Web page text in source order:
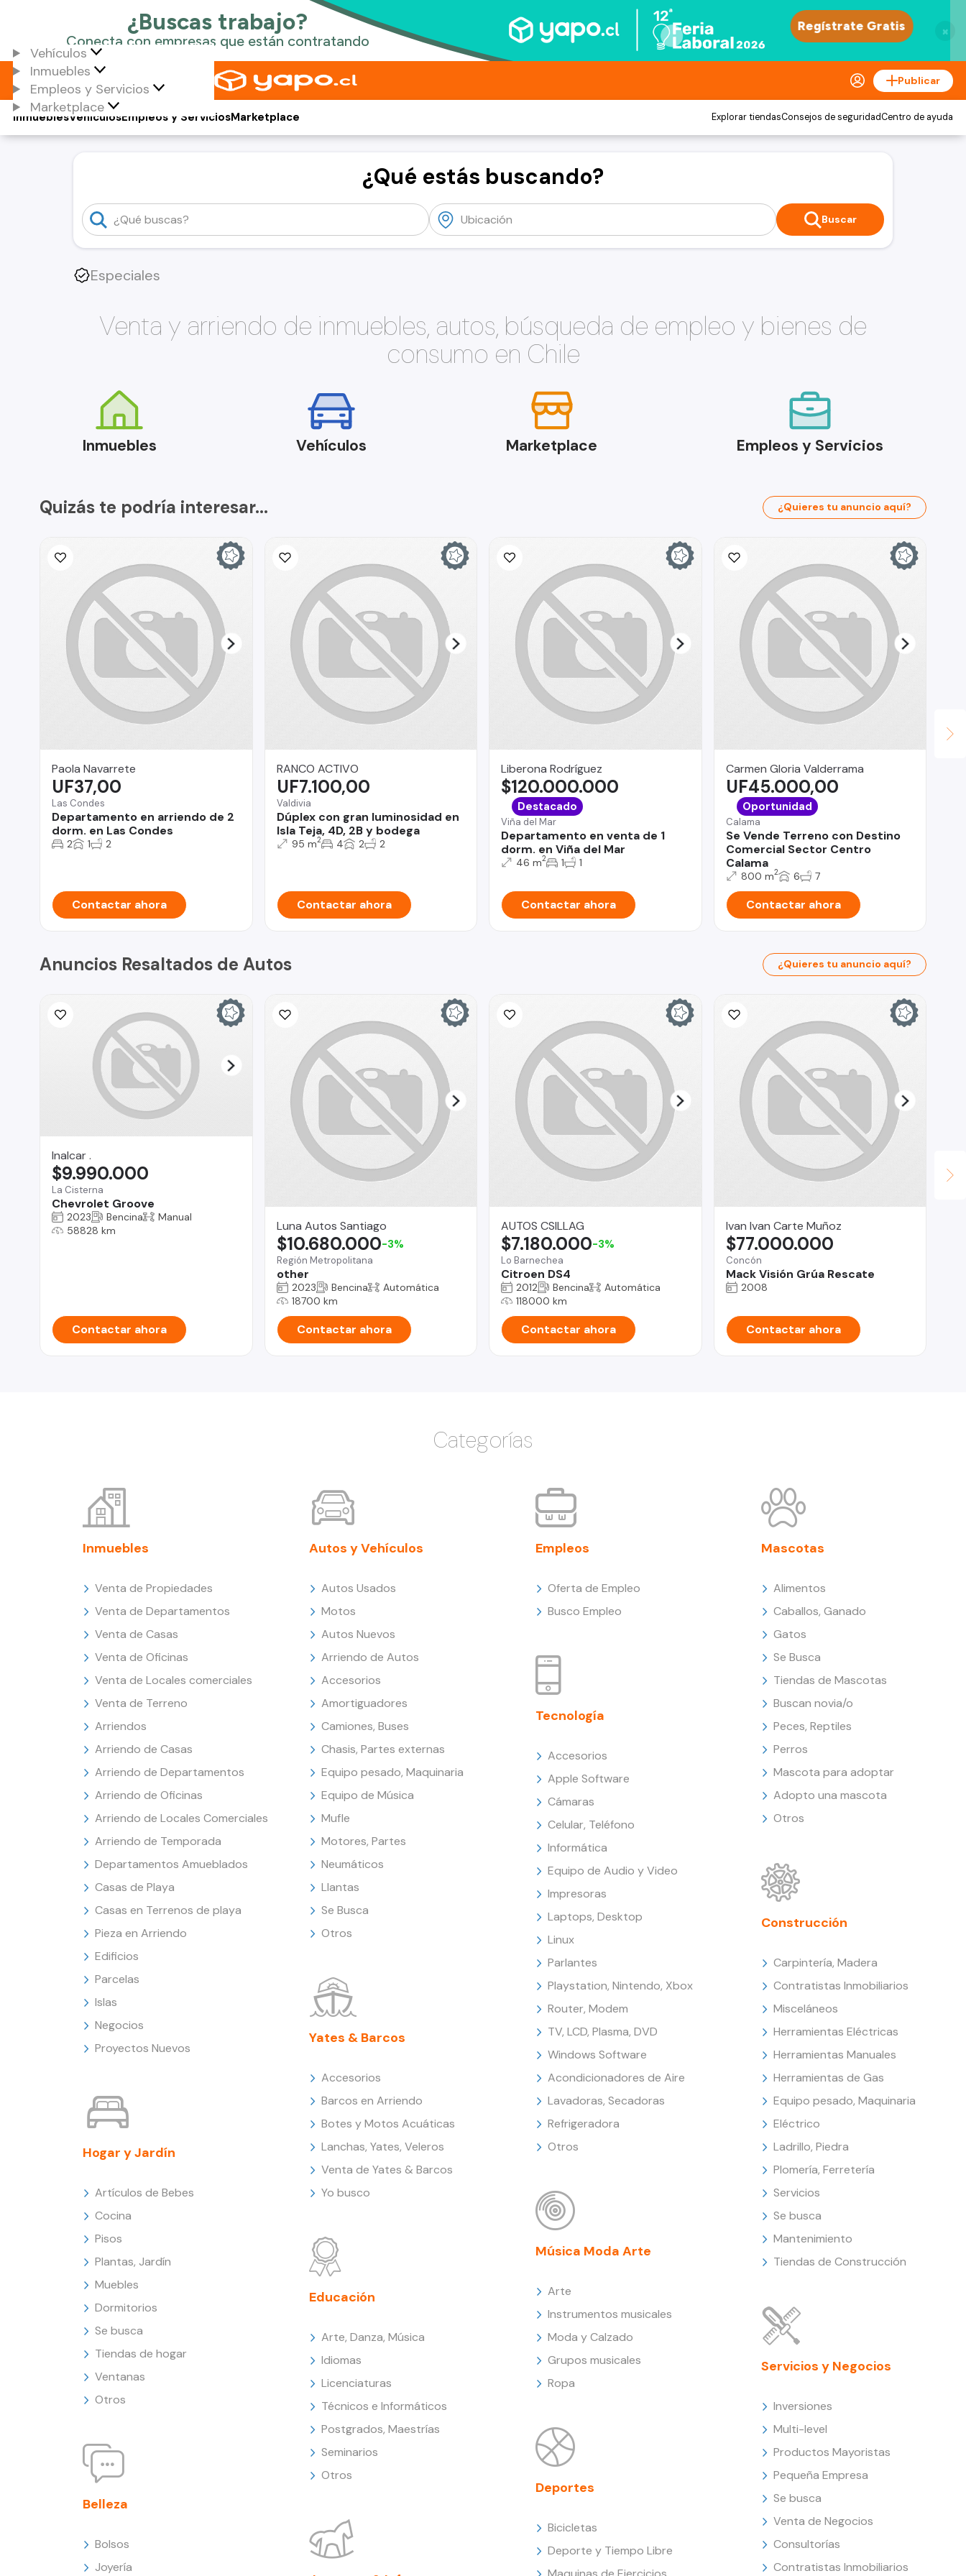
×
Vehículos
Inmuebles
Empleos y Servicios
Marketplace
Publicar
Vehículos
Inmuebles Empleos y ServiciosMarketplace Explorar tiendasConsejos de seguridadCentro de ayuda
¿Qué estás buscando?
Buscar
Especiales
Venta y arriendo de inmuebles, autos, búsqueda de empleo y bienes de
consumo en Chile
Inmuebles Vehículos Marketplace Empleos y Servicios
Quizás te podría interesar... ¿Quieres tu anuncio aquí?
Paola Navarrete
Las Condes
Departamento en arriendo de 2
dorm. en Las Condes
UF37,00
2 1 2
Contactar ahora
RANCO ACTIVO
Valdivia
Dúplex con gran luminosidad en
Isla Teja, 4D, 2B y bodega
UF7.100,00
95 m2 4 2 2
Contactar ahora
Liberona Rodríguez
Viña del Mar
Departamento en venta de 1
dorm. en Viña del Mar
$120.000.000
Destacado
46 m2 1 1
Contactar ahora
Carmen Gloria Valderrama
Calama
Se Vende Terreno con Destino
Comercial Sector Centro
Calama
UF45.000,00
Oportunidad
800 m2 6 7
Contactar ahora
Anuncios Resaltados de Autos ¿Quieres tu anuncio aquí?
Inalcar .
La Cisterna
Chevrolet Groove
$9.990.000
2023 Bencina
Manual
58828 km
Contactar ahora
Luna Autos Santiago
Región Metropolitana
other
$10.680.000-3%
2023 Bencina
Automática
18700 km
Contactar ahora
AUTOS CSILLAG
Lo Barnechea
Citroen DS4
$7.180.000-3%
2012 Bencina
Automática
118000 km
Contactar ahora
Ivan Ivan Carte Muñoz
Concón
Mack Visión Grúa Rescate
$77.000.000
2008
Contactar ahora
Categorías
Inmuebles
Venta de Propiedades
Venta de Departamentos
Venta de Casas
Venta de Oficinas
Venta de Locales comerciales
Venta de Terreno
Arriendos
Arriendo de Casas
Arriendo de Departamentos
Arriendo de Oficinas
Arriendo de Locales Comerciales
Arriendo de Temporada
Departamentos Amueblados
Casas de Playa
Casas en Terrenos de playa
Pieza en Arriendo
Edificios
Parcelas
Islas
Negocios
Proyectos Nuevos
Hogar y Jardín
Artículos de Bebes
Cocina
Pisos
Plantas, Jardín
Muebles
Dormitorios
Se busca
Tiendas de hogar
Ventanas
Otros
Belleza
Bolsos
Joyería
Autos y Vehículos
Autos Usados
Motos
Autos Nuevos
Arriendo de Autos
Accesorios
Amortiguadores
Camiones, Buses
Chasis, Partes externas
Equipo pesado, Maquinaria
Equipo de Música
Mufle
Motores, Partes
Neumáticos
Llantas
Se Busca
Otros
Yates & Barcos
Accesorios
Barcos en Arriendo
Botes y Motos Acuáticas
Lanchas, Yates, Veleros
Venta de Yates & Barcos
Yo busco
Educación
Arte, Danza, Música
Idiomas
Licenciaturas
Técnicos e Informáticos
Postgrados, Maestrías
Seminarios
Otros
Empleos
Oferta de Empleo
Busco Empleo
Tecnología
Accesorios
Apple Software
Cámaras
Celular, Teléfono
Informática
Equipo de Audio y Video
Impresoras
Laptops, Desktop
Linux
Parlantes
Playstation, Nintendo, Xbox
Router, Modem
TV, LCD, Plasma, DVD
Windows Software
Acondicionadores de Aire
Lavadoras, Secadoras
Refrigeradora
Otros
Música Moda Arte
Arte
Instrumentos musicales
Moda y Calzado
Grupos musicales
Ropa
Deportes
Bicicletas
Deporte y Tiempo Libre
Mascotas
Alimentos
Caballos, Ganado
Gatos
Se Busca
Tiendas de Mascotas
Buscan novia/o
Peces, Reptiles
Perros
Mascota para adoptar
Adopto una mascota
Otros
Construcción
Carpintería, Madera
Contratistas Inmobiliarios
Misceláneos
Herramientas Eléctricas
Herramientas Manuales
Herramientas de Gas
Equipo pesado, Maquinaria
Eléctrico
Ladrillo, Piedra
Plomería, Ferretería
Servicios
Se busca
Mantenimiento
Tiendas de Construcción
Servicios y Negocios
Inversiones
Multi-level
Productos Mayoristas
Pequeña Empresa
Se busca
Venta de Negocios
Consultorías
Contratistas Inmobiliarios